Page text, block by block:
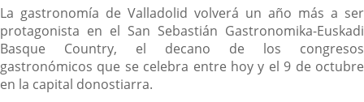
Descripción
La gastronomía de Valladolid volverá un año más a ser
protagonista en el San Sebastián Gastronomika-Euskadi
Basque Country, el decano de los congresos
gastronómicos que se celebra entre hoy y el 9 de octubre
en la capital donostiarra.